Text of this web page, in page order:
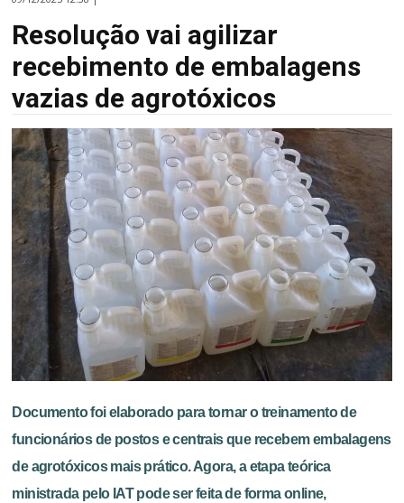
Resolução vai agilizar
recebimento de embalagens
vazias de agrotóxicos
Documento foi elaborado para tornar o treinamento de
funcionários de postos e centrais que recebem embalagens
de agrotóxicos mais prático. Agora, a etapa teórica
ministrada pelo IAT pode ser feita de forma online,